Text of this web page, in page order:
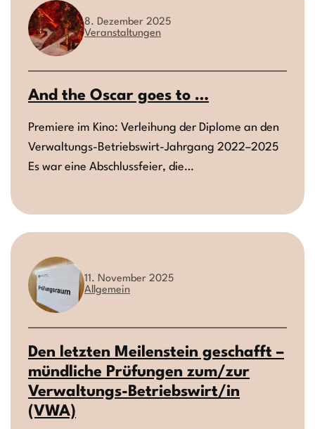
8. Dezember 2025
Veranstaltungen
And the Oscar goes to …
Premiere im Kino: Verleihung der Diplome an den
Verwaltungs-Betriebswirt-Jahrgang 2022–2025
Es war eine Abschlussfeier, die…
11. November 2025
Allgemein
Den letzten Meilenstein geschafft –
mündliche Prüfungen zum/zur
Verwaltungs-Betriebswirt/in
(VWA)